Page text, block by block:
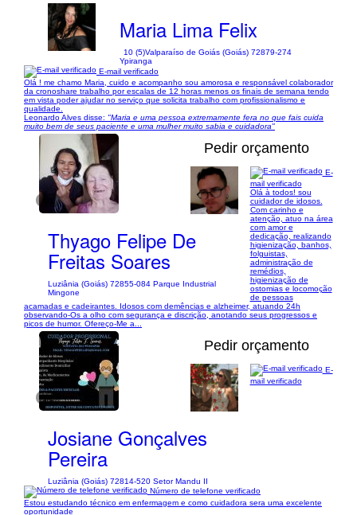
Maria Lima Felix
10 (5)Valparaíso de Goiás (Goiás) 72879-274
Ypiranga
E-mail verificado
Olá ! me chamo Maria, cuido e acompanho sou amorosa e responsável colaborador
da cronoshare trabalho por escalas de 12 horas menos os finais de semana tendo
em vista poder ajudar no serviço que solicita trabalho com profissionalismo e
qualidade.
Leonardo Alves disse: "Maria e uma pessoa extremamente fera no que fais cuida
muito bem de seus paciente e uma mulher muito sabia e cuidadora"
Pedir orçamento
Thyago Felipe De
Freitas Soares
Luziânia (Goiás) 72855-084 Parque Industrial
Mingone
E-
mail verificado
Olá à todos! sou
cuidador de idosos.
Com carinho e
atenção, atuo na área
com amor e
dedicação, realizando
higienização, banhos,
folguistas,
administração de
remédios,
higienização de
ostomias e locomoção
de pessoas
acamadas e cadeirantes. Idosos com demências e alzheimer, atuando 24h
observando-Os a olho com segurança e discrição, anotando seus progressos e
picos de humor. Ofereço-Me a...
1/1
Pedir orçamento
Josiane Gonçalves
Pereira
Luziânia (Goiás) 72814-520 Setor Mandu II
E-
mail verificado
Número de telefone verificado
Estou estudando técnico em enfermagem e como cuidadora sera uma excelente
oportunidade